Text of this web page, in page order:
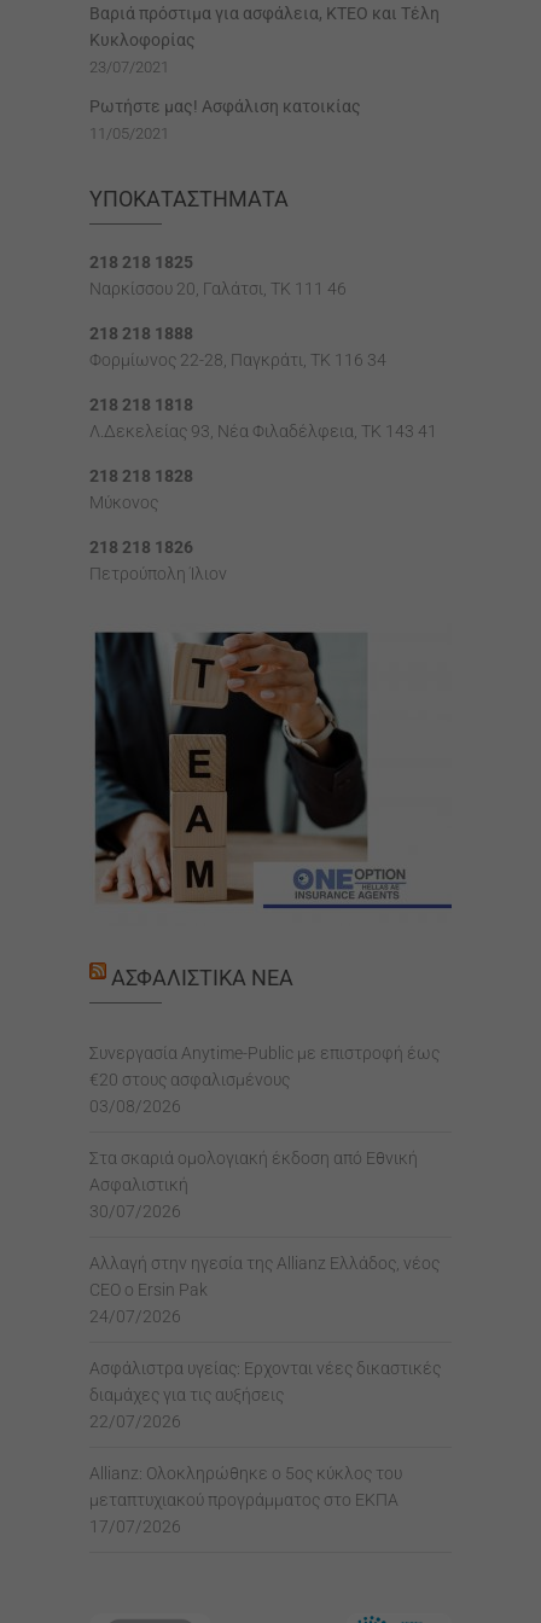
Βαριά πρόστιμα για ασφάλεια, ΚΤΕΟ και Τέλη
Κυκλοφορίας
23/07/2021
Ρωτήστε μας! Ασφάλιση κατοικίας
11/05/2021
ΥΠΟΚΑΤΑΣΤΉΜΑΤΑ
218 218 1825
Ναρκίσσου 20, Γαλάτσι, ΤΚ 111 46
218 218 1888
Φορμίωνος 22-28, Παγκράτι, TK 116 34
218 218 1818
Λ.Δεκελείας 93, Νέα Φιλαδέλφεια, ΤΚ 143 41
218 218 1828
Μύκονος
218 218 1826
Πετρούπολη Ίλιον
ΑΣΦΑΛΙΣΤΙΚΆ ΝΈΑ
Συνεργασία Anytime-Public με επιστροφή έως
€20 στους ασφαλισμένους
03/08/2026
Στα σκαριά ομολογιακή έκδοση από Εθνική
Ασφαλιστική
30/07/2026
Αλλαγή στην ηγεσία της Allianz Ελλάδος, νέος
CEO ο Ersin Pak
24/07/2026
Ασφάλιστρα υγείας: Ερχονται νέες δικαστικές
διαμάχες για τις αυξήσεις
22/07/2026
Allianz: Ολοκληρώθηκε ο 5ος κύκλος του
μεταπτυχιακού προγράμματος στο ΕΚΠΑ
17/07/2026